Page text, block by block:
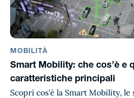
MOBILITÀ
Smart Mobility: che cos’è e
caratteristiche principali
Scopri cos'è la Smart Mobility,